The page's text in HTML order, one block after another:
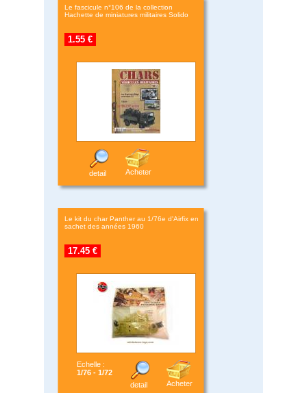
Le fascicule n°106 de la collection
Hachette de miniatures militaires Solido
1.55 €
detail Acheter
Le kit du char Panther au 1/76e d'Airfix en
sachet des années 1960
17.45 €
Echelle :
1/76 - 1/72
detail
Acheter